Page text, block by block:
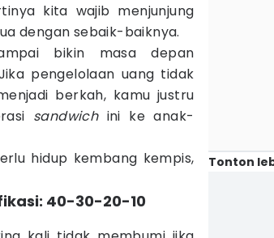
kita wajib menjunjung
dengan sebaik-baiknya.
bikin masa depan
pengelolaan uang tidak
berkah, kamu justru
sandwichini ke anak-
hidup kembang kempis,
40-30-20-10
Tonton